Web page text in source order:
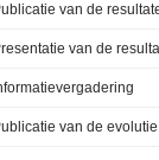
van de
van de
van de